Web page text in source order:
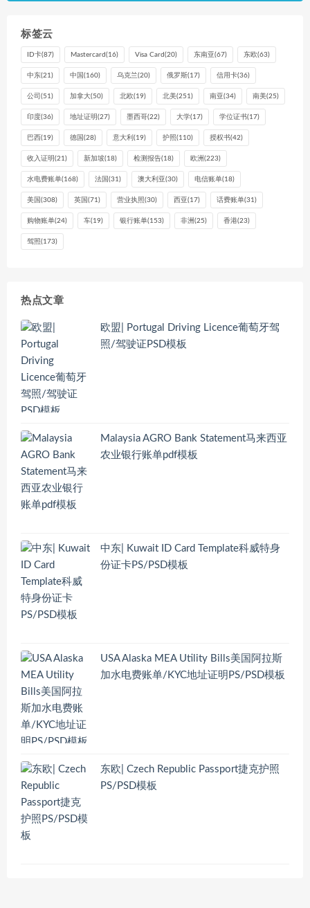
标签云
ID卡(87) Mastercard (16) Visa Card (20) 东南亚(67) 东欧(63)
中东(21) 中国 (160) 乌克兰(20) 俄罗斯(17) 信用卡(36)
公司 (51) 加拿大(50) 北欧(19) 北美(251) 南亚(34) 南美(25)
印度(36) 地址证明 (27) 墨西哥(22) 大学(17) 学位证书(17)
巴西(19) 德国 (28) 意大利 (19) 护照(110) 授权书(42)
收入证明 (21) 新加坡(18) 检测报告(18) 欧洲 (223)
水电费账单(168) 法国 (31) 澳大利亚(30) 电信账单(18)
美国 (308) 英国 (71) 营业执照(30) 西亚(17) 话费账单(31)
购物账单(24) 车(19) 银行账单(153) 非洲 (25) 香港(23)
驾照(173)
热点文章
欧盟| Portugal Driving Licence葡萄牙驾
照/驾驶证PSD模板
Malaysia AGRO Bank Statement马来西亚
农业银行账单pdf模板
中东| Kuwait ID Card Template科威特身
份证卡PS/PSD模板
USA Alaska MEA Utility Bills美国阿拉斯
加水电费账单/KYC地址证明PS/PSD模板
东欧| Czech Republic Passport捷克护照
PS/PSD模板